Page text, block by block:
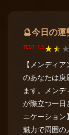
🔮今日の運
TEST: 1.5★★★
【メンディ
のあなたは庚
ます。メン
が際立つ一日
ニケーション
魅力で周囲の